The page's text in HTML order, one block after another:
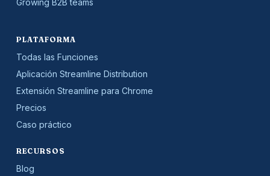
Growing B2B teams
PLATAFORMA
Todas las Funciones
Aplicación Streamline Distribution
Extensión Streamline para Chrome
Precios
Caso práctico
RECURSOS
Blog